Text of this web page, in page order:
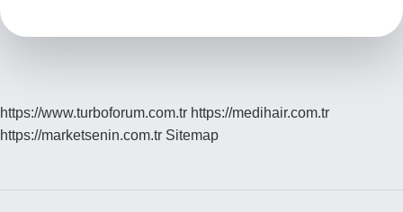
https://www.turboforum.com.tr https://medihair.com.tr
https://marketsenin.com.tr Sitemap